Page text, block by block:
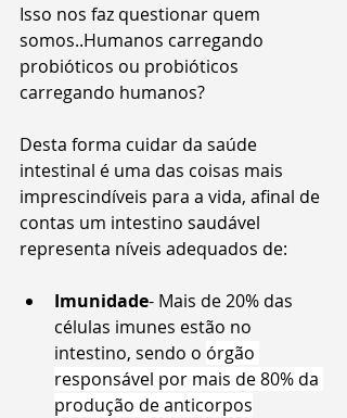
Isso nos faz questionar quem
somos..Humanos carregando
probióticos ou probióticos
carregando humanos?
Desta forma cuidar da saúde
intestinal é uma das coisas mais
imprescindíveis para a vida, afinal de
contas um intestino saudável
representa níveis adequados de:
Imunidade- Mais de 20% das
células imunes estão no
intestino, sendo o órgão
responsável por mais de 80% da
produção de anticorpos